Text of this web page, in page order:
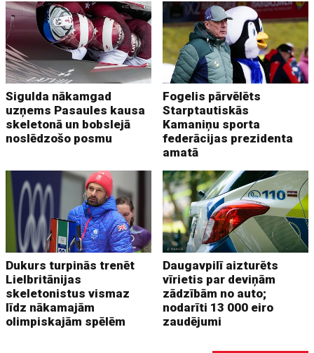
Sigulda nākamgad
uzņems Pasaules kausa
skeletonā un bobslejā
noslēdzošo posmu
Fogelis pārvēlēts
Starptautiskās
Kamaniņu sporta
federācijas prezidenta
amatā
Dukurs turpinās trenēt
Lielbritānijas
skeletonistus vismaz
līdz nākamajām
olimpiskajām spēlēm
Daugavpilī aizturēts
vīrietis par deviņām
zādzībām no auto;
nodarīti 13 000 eiro
zaudējumi